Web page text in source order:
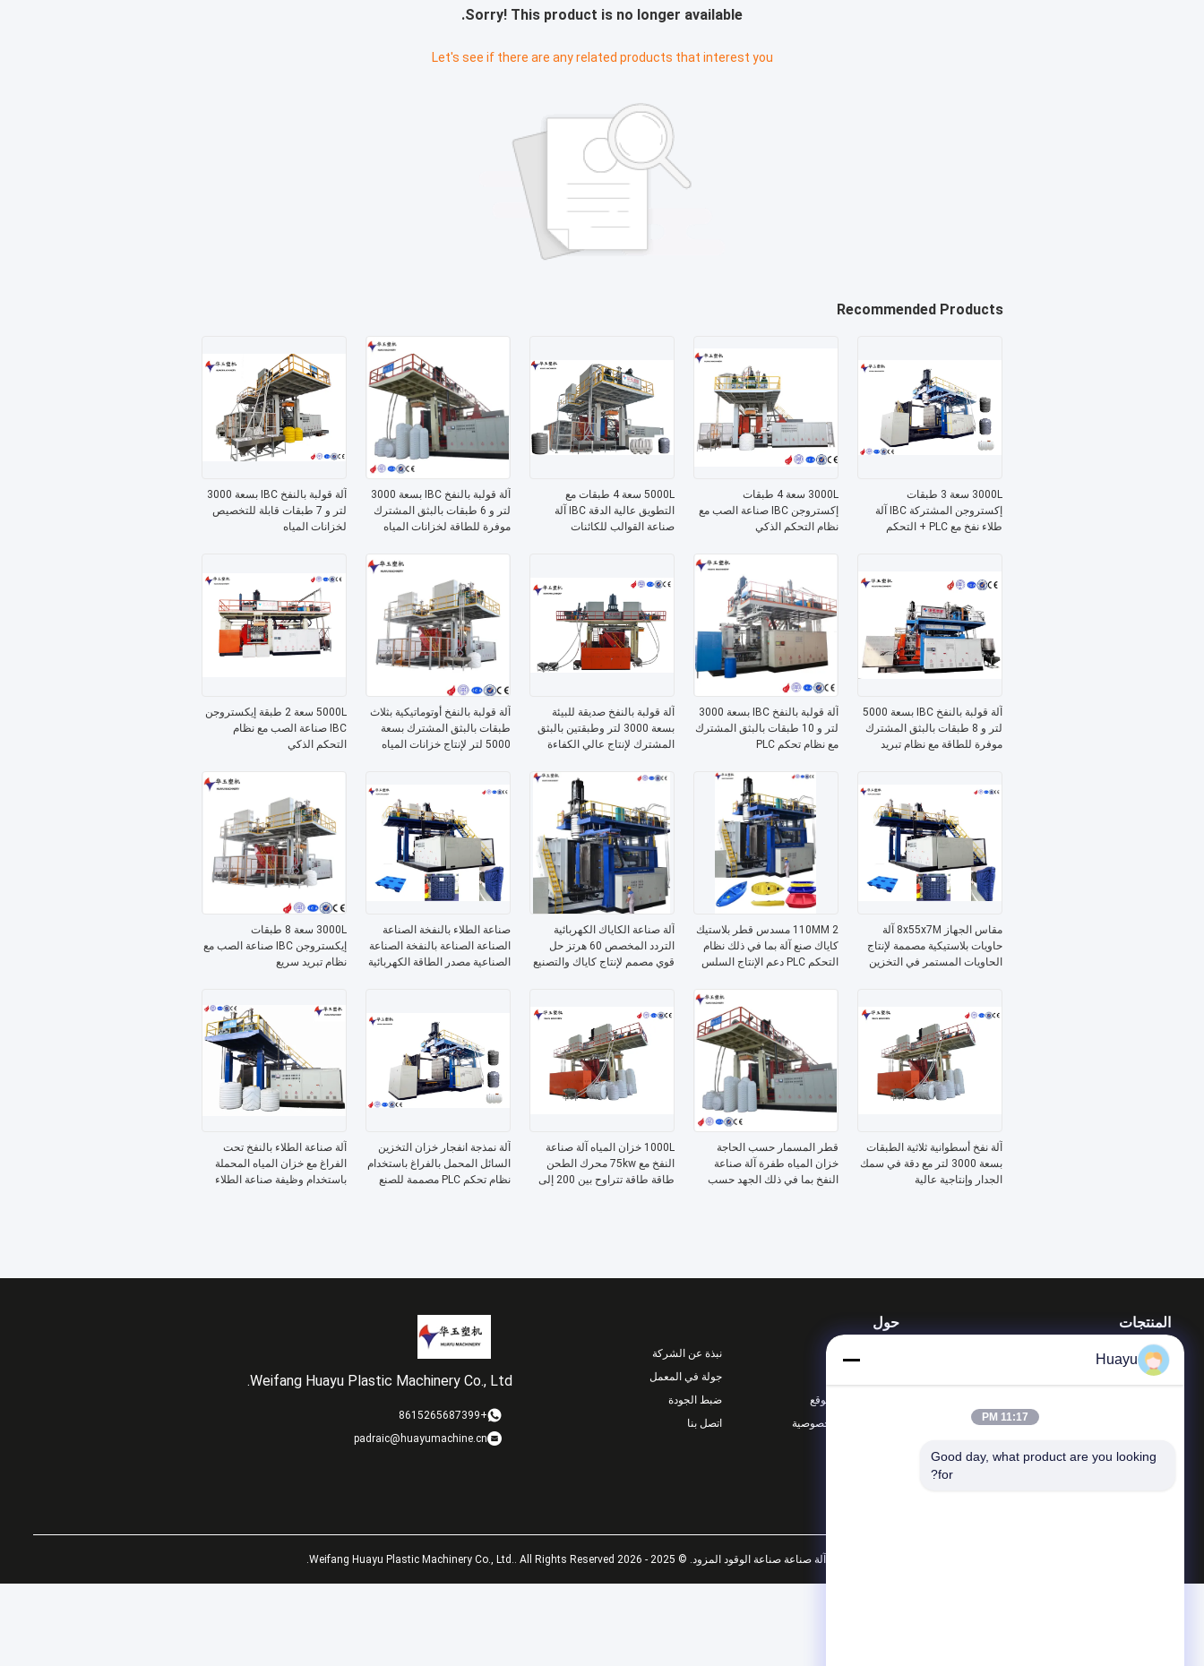
Sorry! This product is no longer available.
Let's see if there are any related products that interest you
Recommended Products
آلة قولبة بالنفخ IBC بسعة 3000
لتر و 7 طبقات قابلة للتخصيص
لخزانات المياه
آلة قولبة بالنفخ IBC بسعة 3000
لتر و 6 طبقات بالبثق المشترك
موفرة للطاقة لخزانات المياه
5000L سعة 4 طبقات مع
التطويق عالية الدقة IBC آلة
صناعة القوالب للكائنات
3000L سعة 4 طبقات
إكستروجن IBC صناعة الصب مع
نظام التحكم الذكي
3000L سعة 3 طبقات
إكستروجن المشتركة IBC آلة
طلاء نفخ مع PLC + التحكم
5000L سعة 2 طبقة إيكستروجن
IBC صناعة الصب مع نظام
التحكم الذكي
آلة قولبة بالنفخ أوتوماتيكية بثلاث
طبقات بالبثق المشترك بسعة
5000 لتر لإنتاج خزانات المياه
آلة قولبة بالنفخ صديقة للبيئة
بسعة 3000 لتر وطبقتين بالبثق
المشترك لإنتاج عالي الكفاءة
آلة قولبة بالنفخ IBC بسعة 3000
لتر و 10 طبقات بالبثق المشترك
مع نظام تحكم PLC
آلة قولبة بالنفخ IBC بسعة 5000
لتر و 8 طبقات بالبثق المشترك
موفرة للطاقة مع نظام تبريد
3000L سعة 8 طبقات
إيكستروجن IBC صناعة الصب مع
نظام تبريد سريع
صناعة الطلاء بالنفخة الصناعة
الصناعة الصناعة بالنفخة الصناعة
الصناعية مصدر الطاقة الكهربائية
آلة صناعة الكاياك الكهربائية
التردد المخصص 60 هرتز حل
قوي مصمم لإنتاج كاياك والتصنيع
110MM 2 مسدس قطر بلاستيك
كاياك صنع آلة بما في ذلك نظام
التحكم PLC دعم الإنتاج السلس
مقاس الجهاز 8x55x7M آلة
حاويات بلاستيكية مصممة لإنتاج
الحاويات المستمر في التخزين
آلة صناعة الطلاء بالنفخ تحت
الفراغ مع خزان المياه المحملة
باستخدام وظيفة صناعة الطلاء
آلة نمذجة انفجار خزان التخزين
السائل المحمل بالفراغ باستخدام
نظام تحكم PLC مصممة للصنع
1000L خزان المياه آلة صناعة
النفخ مع 75kw محرك الطحن
طاقة طاقة تتراوح بين 200 إلى
قطر المسمار حسب الحاجة
خزان المياه طفرة آلة صناعة
النفخ بما في ذلك الجهد حسب
آلة نفخ أسطوانية ثلاثية الطبقات
بسعة 3000 لتر مع دقة في سمك
الجدار وإنتاجية عالية
Weifang Huayu Plastic Machinery Co., Ltd.
+8615265687399
padraic@huayumachine.cn
حول
نبذة عن الشركة
جولة في المعمل
ضبط الجودة
اتصل بنا
خريطة الموقع
سياسة الخصوصية
المنتجات
آلة صناعة صناعة الوقود
آلة صناعة الطبول
الصين جيّد جودة آلة صناعة صناعة الوقود المزود. © 2025 - 2026 Weifang Huayu Plastic Machinery Co., Ltd.. All Rights Reserved.
Huayu
11:17 PM
Good day, what product are you looking
for?